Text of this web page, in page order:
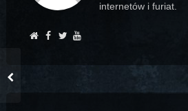
internetów i furiat.